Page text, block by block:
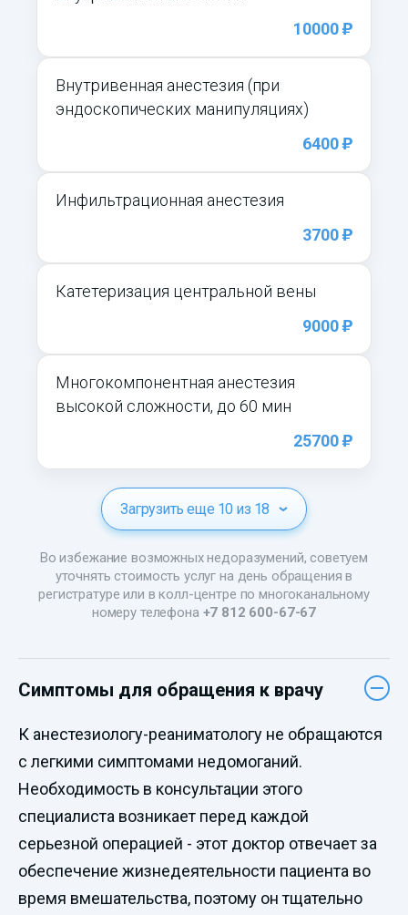
10000)
Внутривенная анестезия (при
эндоскопических манипуляциях)
6400)
Инфильтрационная анестезия
3700)
Катетеризация центральной вены
9000)
Многокомпонентная анестезия
высокой сложности, до 60 мин
25700)
Загрузить еще 10 из 18
Во избежание возможных недоразумений, советуем
уточнять стоимость услуг на день обращения в
регистратуре или в колл-центре по многоканальному
номеру телефона +7 812 600-67-67
Симптомы для обращения к врачу
К анестезиологу-реаниматологу не обращаются
с легкими симптомами недомоганий.
Необходимость в консультации этого
специалиста возникает перед каждой
серьезной операцией - этот доктор отвечает за
обеспечение жизнедеятельности пациента во
время вмешательства, поэтому он тщательно